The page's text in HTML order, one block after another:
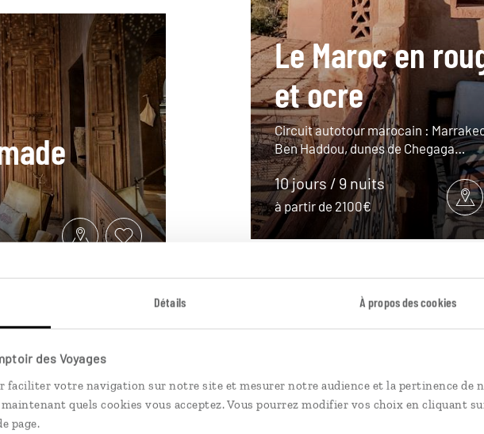
Détails À propos des cookies
des Voyages
faciliter votre navigation sur notre site et mesurer notre audience et la pertinence de
quels cookies vous acceptez. Vous pourrez modifier vos choix en cliquant
page.
Le Maroc en
et ocre
Circuit autotour marocain :
Ben Haddou, dunes de Chegaga…
10 jours / 9 nuits
à partir de 2100€